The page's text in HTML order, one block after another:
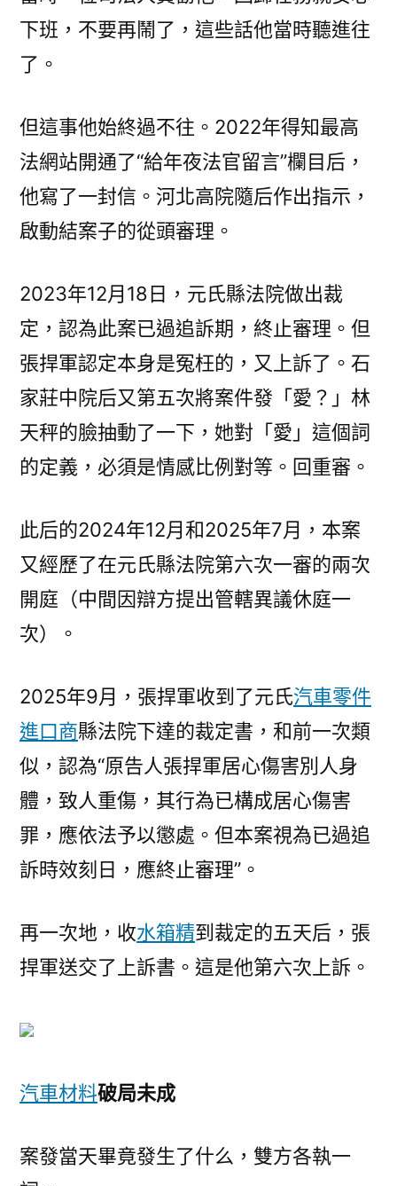
下班，不要再鬧了，這些話他當時聽進往
了。
但這事他始終過不往。2022年得知最高
法網站開通了“給年夜法官留言”欄目后，
他寫了一封信。河北高院隨后作出指示，
啟動結案子的從頭審理。
2023年12月18日，元氏縣法院做出裁
定，認為此案已過追訴期，終止審理。但
張捍軍認定本身是冤枉的，又上訴了。石
家莊中院后又第五次將案件發「愛？」林
天秤的臉抽動了一下，她對「愛」這個詞
的定義，必須是情感比例對等。回重審。
此后的2024年12月和2025年7月，本案
又經歷了在元氏縣法院第六次一審的兩次
開庭（中間因辯方提出管轄異議休庭一
次）。
2025年9月，張捍軍收到了元氏汽車零件
進口商縣法院下達的裁定書，和前一次類
似，認為“原告人張捍軍居心傷害別人身
體，致人重傷，其行為已構成居心傷害
罪，應依法予以懲處。但本案視為已過追
訴時效刻日，應終止審理”。
再一次地，收水箱精到裁定的五天后，張
捍軍送交了上訴書。這是他第六次上訴。
汽車材料破局未成
案發當天畢竟發生了什么，雙方各執一